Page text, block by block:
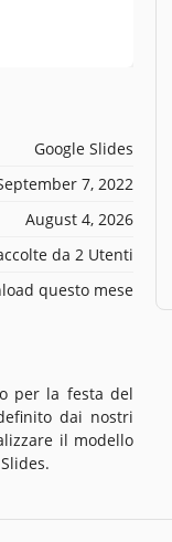
Google Slides
7, 2022
August 4, 2026
da 2 Utenti
questo mese
per la festa del
dai nostri
il modello